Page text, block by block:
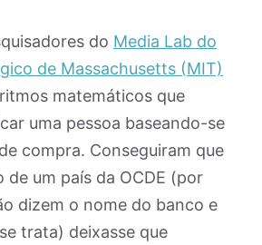
do Media Lab do
de Massachusetts (MIT)
matemáticos que
uma pessoa baseando-se
compra. Conseguiram que
de um país da OCDE (por
dizem o nome do banco e
trata) deixasse que